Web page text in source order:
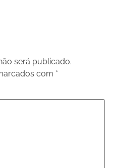
será publicado.
com *